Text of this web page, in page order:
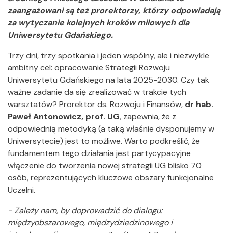
zaangażowani są też prorektorzy, którzy odpowiadają
za wytyczanie kolejnych kroków milowych dla
Uniwersytetu Gdańskiego.
Trzy dni, trzy spotkania i jeden wspólny, ale i niezwykle
ambitny cel: opracowanie Strategii Rozwoju
Uniwersytetu Gdańskiego na lata 2025-2030. Czy tak
ważne zadanie da się zrealizować w trakcie tych
warsztatów? Prorektor ds. Rozwoju i Finansów, dr hab.
Paweł Antonowicz, prof. UG, zapewnia, że z
odpowiednią metodyką (a taką właśnie dysponujemy w
Uniwersytecie) jest to możliwe. Warto podkreślić, że
fundamentem tego działania jest partycypacyjne
włączenie do tworzenia nowej strategii UG blisko 70
osób, reprezentujących kluczowe obszary funkcjonalne
Uczelni.
- Zależy nam, by doprowadzić do dialogu:
międzyobszarowego, międzydziedzinowego i